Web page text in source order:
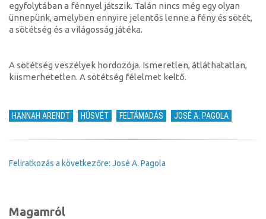
egyfolytában a fénnyel játszik. Talán nincs még egy olyan
ünnepünk, amelyben ennyire jelentős lenne a fény és sötét,
a sötétség és a világosság játéka.
A sötétség veszélyek hordozója. Ismeretlen, átláthatatlan,
kiismerhetetlen. A sötétség félelmet keltő.
HANNAH ARENDT HÚSVÉT FELTÁMADÁS JOSÉ A. PAGOLA
Feliratkozás a következőre: José A. Pagola
Magamról